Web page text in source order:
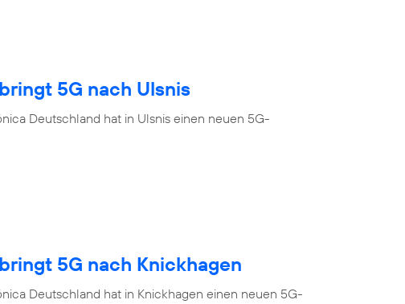
5G nach Ulsnis
Deutschland hat in Ulsnis einen neuen 5G-
5G nach Knickhagen
Deutschland hat in Knickhagen einen neuen 5G-